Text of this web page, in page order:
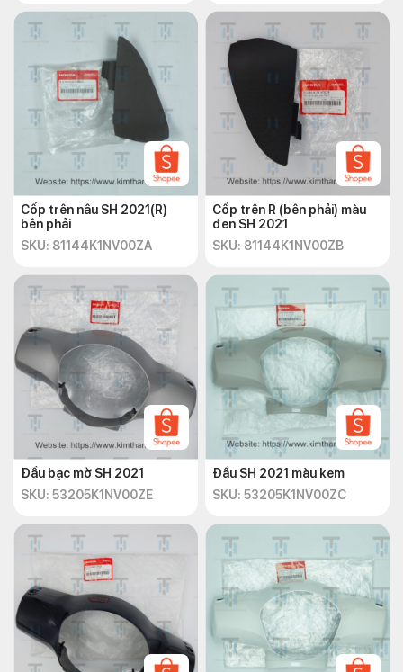
Cốp trên nâu SH 2021(R)
bên phải
SKU: 81144K1NV00ZA
Cốp trên R (bên phải) màu
đen SH 2021
SKU: 81144K1NV00ZB
Đầu bạc mờ SH 2021
SKU: 53205K1NV00ZE
Đầu SH 2021 màu kem
SKU: 53205K1NV00ZC